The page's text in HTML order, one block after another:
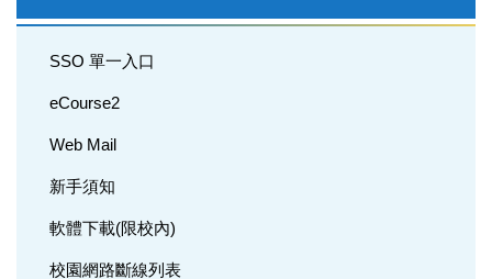
SSO 單一入口
eCourse2
Web Mail
新手須知
軟體下載(限校內)
校園網路斷線列表